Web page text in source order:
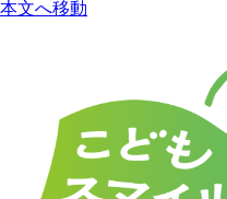
本文へ移動